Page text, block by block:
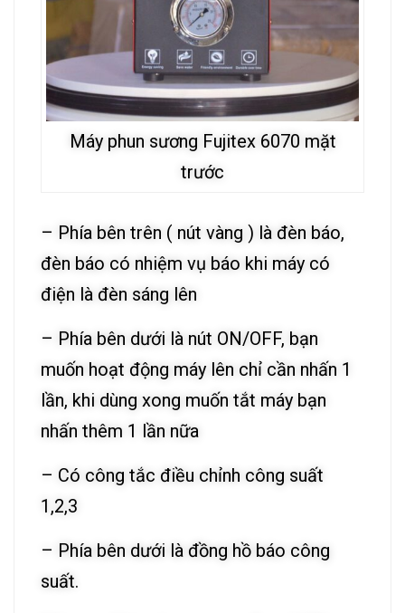
Máy phun sương Fujitex 6070 mặt
trước
– Phía bên trên ( nút vàng ) là đèn báo,
đèn báo có nhiệm vụ báo khi máy có
điện là đèn sáng lên
– Phía bên dưới là nút ON/OFF, bạn
muốn hoạt động máy lên chỉ cần nhấn 1
lần, khi dùng xong muốn tắt máy bạn
nhấn thêm 1 lần nữa
– Có công tắc điều chỉnh công suất
1,2,3
– Phía bên dưới là đồng hồ báo công
suất.